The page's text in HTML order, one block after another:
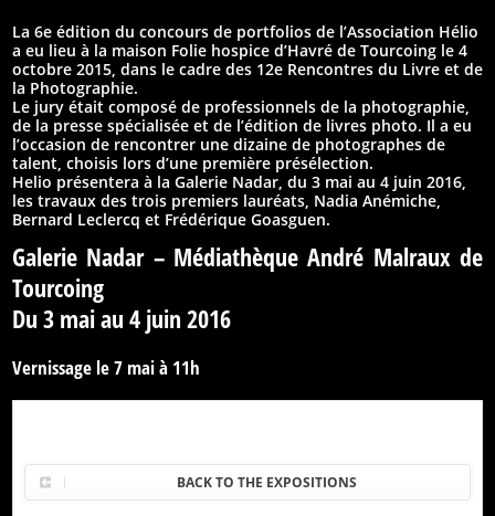
La 6e édition du concours de portfolios de l’Association Hélio
a eu lieu à la maison Folie hospice d’Havré de Tourcoing le 4
octobre 2015, dans le cadre des 12e Rencontres du Livre et de
la Photographie.
Le jury était composé de professionnels de la photographie,
de la presse spécialisée et de l’édition de livres photo. Il a eu
l’occasion de rencontrer une dizaine de photographes de
talent, choisis lors d’une première présélection.
Helio présentera à la Galerie Nadar, du 3 mai au 4 juin 2016,
les travaux des trois premiers lauréats, Nadia Anémiche,
Bernard Leclercq et Frédérique Goasguen.
Galerie Nadar – Médiathèque André Malraux de
Tourcoing
Du 3 mai au 4 juin 2016
Vernissage le 7 mai à 11h
BACK TO THE EXPOSITIONS